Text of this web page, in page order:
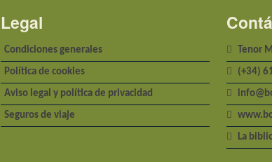
Legal
Condiciones generales
Política de cookies
Aviso legal y política de privacidad
Seguros de viaje
Tenor
(+34)
La